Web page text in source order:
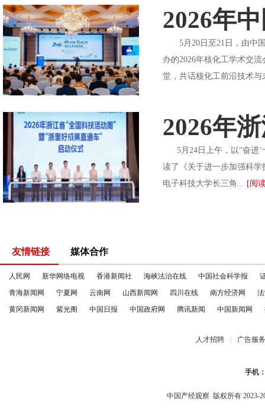
2026年
5月20日至21日，由中国
办的2026年核化工学术交
堂，共话核化工前沿技术
2026年
5月24日上午，以“奋进‘
读了《关于进一步加强科
电子科技大学长三角... [阅
友情链接 媒体合作
人民网 新华网络电视 香港新闻社 海峡法治在线 中国社会科学报
青海新闻网
宁夏网 云南网 山西新闻网 四川在线 南方经济网
黄冈新闻网
紫光阁 中国日报 中国政府网 腾讯新闻 中国新闻网
人才招聘 广告服务
手机
中国产经观察 版权所有 2023-